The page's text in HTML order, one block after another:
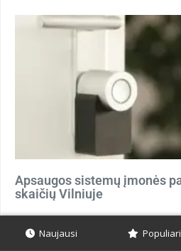
Apsaugos sistemų įmonės
skaičių Vilniuje
Naujausi